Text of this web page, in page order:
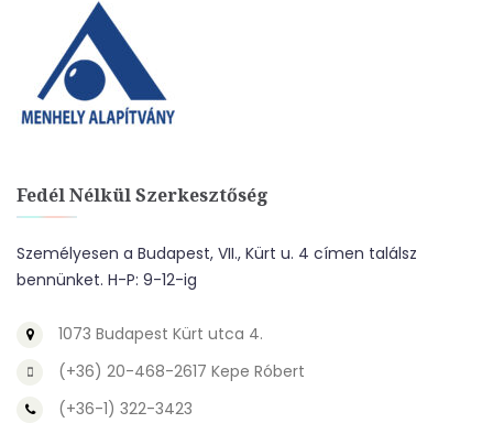
Fedél Nélkül Szerkesztőség
Személyesen a Budapest, VII., Kürt u. 4 címen találsz
bennünket. H-P: 9-12-ig
1073 Budapest Kürt utca 4.
(+36) 20-468-2617 Kepe Róbert
(+36-1) 322-3423